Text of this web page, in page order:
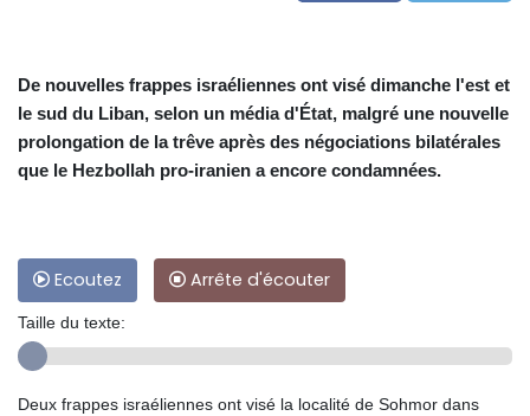
De nouvelles frappes israéliennes ont visé dimanche l'est et
le sud du Liban, selon un média d'État, malgré une nouvelle
prolongation de la trêve après des négociations bilatérales
que le Hezbollah pro-iranien a encore condamnées.
Ecoutez Arrête d'écouter
Taille du texte:
Deux frappes israéliennes ont visé la localité de Sohmor dans